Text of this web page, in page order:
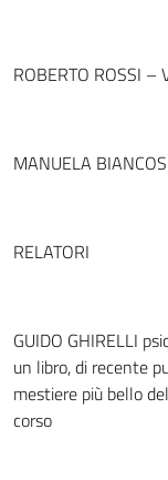
ROBERTO ROSSI –
MANUELA
RELATORI
GUIDO GHIRELLI
un libro, di recente
mestiere più bello
corso